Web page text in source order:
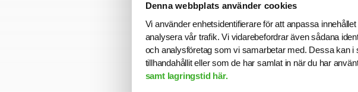
Denna webbplats använder cookies
Vi använder enhetsidentifierare för att anpassa
analysera vår trafik. Vi vidarebefordrar även sådana
och analysföretag som vi samarbetar med. Dessa kan
tillhandahållit eller som de har samlat in när du har
samt lagringstid här.
Att arbeta som konsult hos SJR
med kompetens att ge dig
yrkesroll och på ett personligt
företag och uppdragsgivare och
steg.